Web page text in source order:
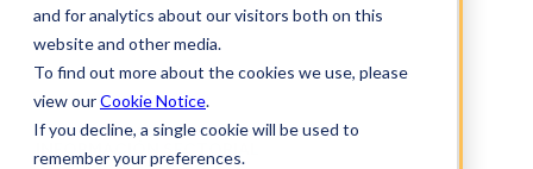
and for analytics about our visitors both on this
website and other media.
To find out more about the cookies we use, please
view ourCookie Notice.
If you decline, a single cookie will be used to
remember your preferences.
INFORMACIÓN SECTORIAL